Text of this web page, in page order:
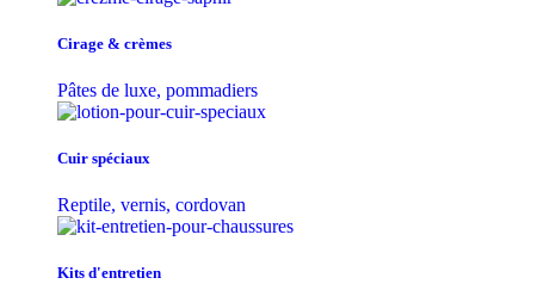
Cirage & crèmes
Pâtes de luxe, pommadiers
Cuir spéciaux
Reptile, vernis, cordovan
Kits d'entretien